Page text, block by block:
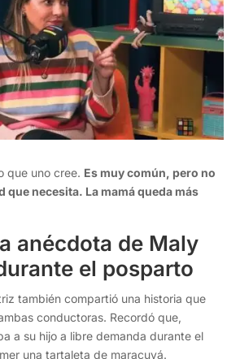
que uno cree. Es muy común, pero no
que necesita. La mamá queda más
anécdota de Maly
el posparto
también compartió una historia que
conductoras. Recordó que,
a su hijo a libre demanda durante el
una tartaleta de maracuyá.